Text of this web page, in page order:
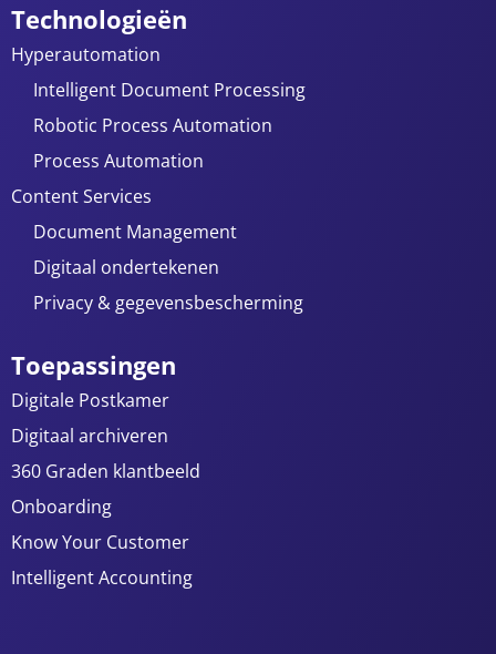
Technologieën
Hyperautomation
Intelligent Document Processing
Robotic Process Automation
Process Automation
Content Services
Document Management
Digitaal ondertekenen
Privacy & gegevensbescherming
Toepassingen
Digitale Postkamer
Digitaal archiveren
360 Graden klantbeeld
Onboarding
Know Your Customer
Intelligent Accounting